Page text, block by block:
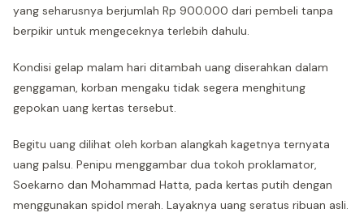
yang seharusnya berjumlah Rp 900.000 dari pembeli tanpa
berpikir untuk mengeceknya terlebih dahulu.
Kondisi gelap malam hari ditambah uang diserahkan dalam
genggaman, korban mengaku tidak segera menghitung
gepokan uang kertas tersebut.
Begitu uang dilihat oleh korban alangkah kagetnya ternyata
uang palsu. Penipu menggambar dua tokoh proklamator,
Soekarno dan Mohammad Hatta, pada kertas putih dengan
menggunakan spidol merah. Layaknya uang seratus ribuan asli.